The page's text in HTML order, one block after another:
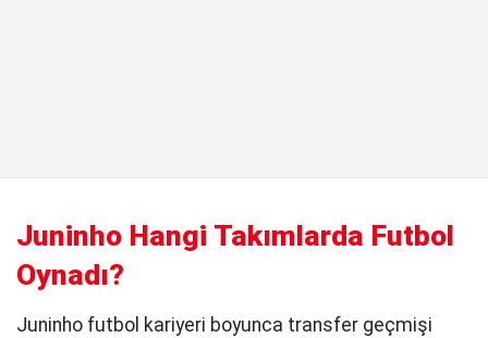
Juninho Hangi Takımlarda Futbol
Oynadı?
Juninho futbol kariyeri boyunca transfer geçmişi